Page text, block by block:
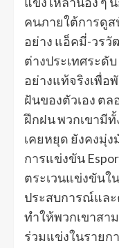
คนภายใต้การดู
อย่าง แอ็คมี่-วร
ต่างประเทศระ
อย่างแท้จริงเพื่
ฝันของตัวเอง ตล
ฝึกฝน พวกเขามี
เคยหยุด ยังคงมุ่
การแข่งขัน
ตระเวนแข่งขันใ
ประสบการณ์และ
ทำให้พวกเขาสา
ร่วมแข่งในรายก